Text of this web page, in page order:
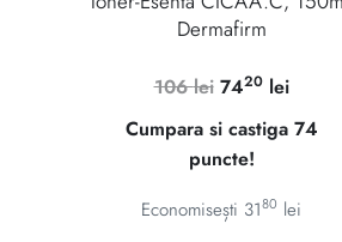
Dermafirm
106lei Prețul
inițial
fost:
106 lei.
7420 leiPrețul
curent
Cumpara si castiga 74
puncte!
Economisești 3180 lei